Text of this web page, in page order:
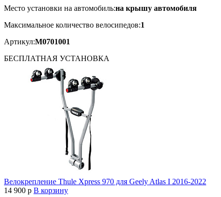
Место установки на автомобиль:на крышу автомобиля
Максимальное количество велосипедов:1
Артикул:M0701001
БЕСПЛАТНАЯ УСТАНОВКА
Велокрепление Thule Xpress 970 для Geely Atlas I 2016-2022
14 900 p В корзину